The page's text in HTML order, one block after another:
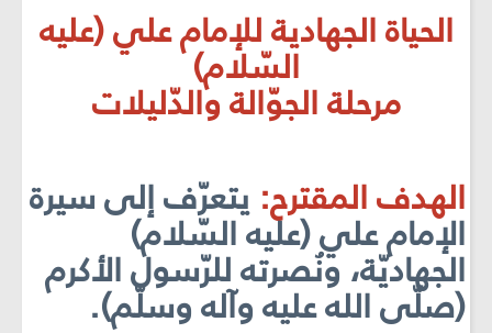
الحياة الجهادية للإمام علي (عليه
السّلام)
مرحلة الجوّالة والدّليلات
الهدف المقترح: يتعرّف إلى سيرة
الإمام علي (عليه السّلام)
الجهاديّة، ونُصرته للرّسول الأكرم
(صلّى الله عليه وآله وسلّم).